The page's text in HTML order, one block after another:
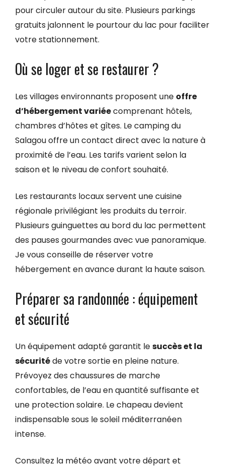
pour circuler autour du site. Plusieurs parkings
gratuits jalonnent le pourtour du lac pour faciliter
votre stationnement.
Où se loger et se restaurer ?
Les villages environnants proposent une offre
d’hébergement variéecomprenant hôtels,
chambres d’hôtes et gîtes. Le camping du
Salagou offre un contact direct avec la nature à
proximité de l’eau. Les tarifs varient selon la
saison et le niveau de confort souhaité.
Les restaurants locaux servent une cuisine
régionale privilégiant les produits du terroir.
Plusieurs guinguettes au bord du lac permettent
des pauses gourmandes avec vue panoramique.
Je vous conseille de réserver votre
hébergement en avance durant la haute saison.
Préparer sa randonnée : équipement
et sécurité
Un équipement adapté garantit lesuccès et la
sécuritéde votre sortie en pleine nature.
Prévoyez des chaussures de marche
confortables, de l’eau en quantité suffisante et
une protection solaire. Le chapeau devient
indispensable sous le soleil méditerranéen
intense.
Consultez la météo avant votre départ et